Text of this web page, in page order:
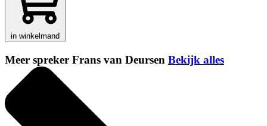
in winkelmand
Meer spreker Frans van Deursen Bekijk alles